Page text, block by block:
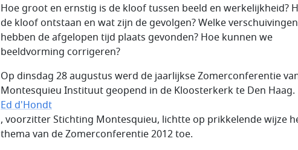
Hoe groot en ernstig is de kloof tussen beeld en werkelijkheid?
de kloof ontstaan en wat zijn de gevolgen? Welke verschuivingen
hebben de afgelopen tijd plaats gevonden? Hoe kunnen we
beeldvorming corrigeren?
Op dinsdag 28 augustus werd de jaarlijkse Zomerconferentie
Montesquieu Instituut geopend in de Kloosterkerk te Den Haag.
Ed d'Hondt
, voorzitter Stichting Montesquieu, lichtte op prikkelende wijze
thema van de Zomerconferentie 2012 toe.